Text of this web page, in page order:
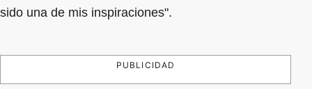
sido una de mis inspiraciones".
PUBLICIDAD